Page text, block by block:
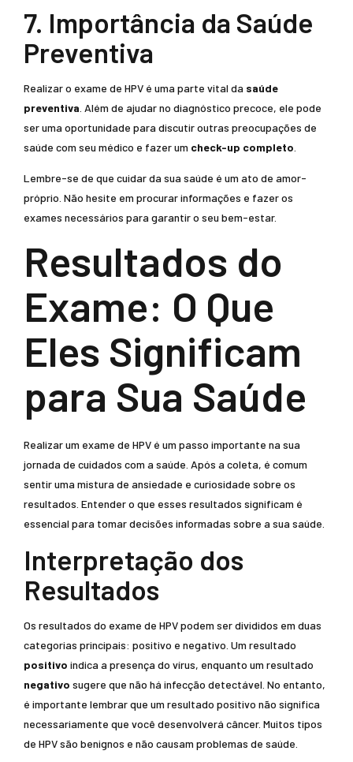
7. Importância da Saúde
Preventiva
Realizar o exame de HPV é uma parte vital da saúde
preventiva . Além de ajudar no diagnóstico precoce, ele pode
ser uma oportunidade para discutir outras preocupações de
saúde com seu médico e fazer um check-up completo
Lembre-se de que cuidar da sua saúde é um ato de amor-
próprio. Não hesite em procurar informações e fazer os
exames necessários para garantir o seu bem-estar.
Resultados do
Exame: O Que
Eles Significam
para Sua Saúde
Realizar um exame de HPV é um passo importante na sua
jornada de cuidados com a saúde. Após a coleta, é comum
sentir uma mistura de ansiedade e curiosidade sobre os
resultados. Entender o que esses resultados significam é
essencial para tomar decisões informadas sobre a sua saúde.
Interpretação dos
Resultados
Os resultados do exame de HPV podem ser divididos em duas
categorias principais: positivo e negativo. Um resultado
positivo indica a presença do vírus, enquanto um resultado
negativo sugere que não há infecção detectável. No entanto,
é importante lembrar que um resultado positivo não significa
necessariamente que você desenvolverá câncer. Muitos tipos
de HPV são benignos e não causam problemas de saúde.